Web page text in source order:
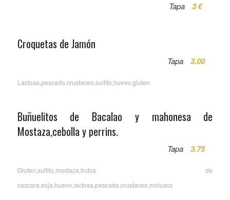
Tapa 3 €
Croquetas de Jamón
Tapa 3.00
Lactosa,pescado,crustaceo,sulfito,huevo,gluten
Buñuelitos de Bacalao y mahonesa de
Mostaza,cebolla y perrins.
Tapa 3.75
Gluten,sulfito,mostaza,frutos de
cascara,soja,huevo,lactosa,pescado,crustaceo,molusco